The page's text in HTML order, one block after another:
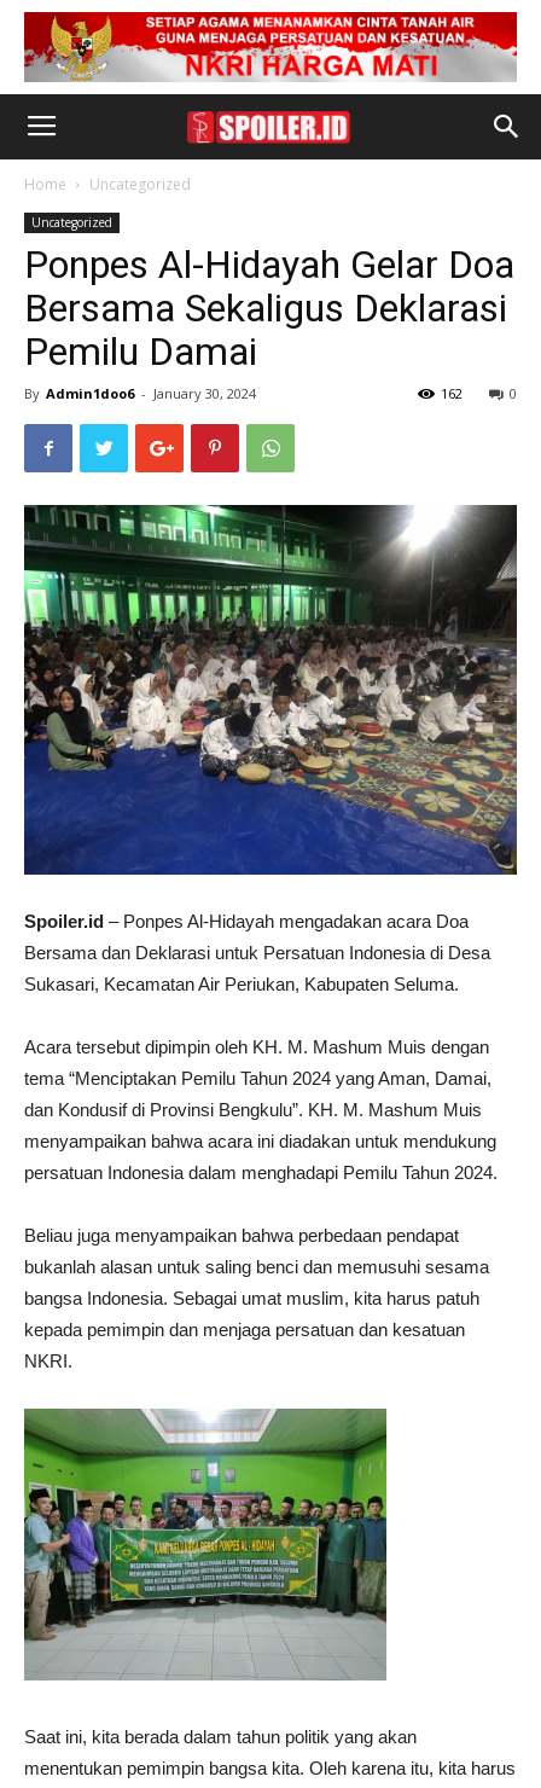
Home Uncategorized
Uncategorized
Ponpes Al-Hidayah Gelar Doa
Bersama Sekaligus Deklarasi
Pemilu Damai
By Admin1doo6 - January 30, 2024 0
162
Spoiler.id – Ponpes Al-Hidayah mengadakan acara Doa
Bersama dan Deklarasi untuk Persatuan Indonesia di Desa
Sukasari, Kecamatan Air Periukan, Kabupaten Seluma.
Acara tersebut dipimpin oleh KH. M. Mashum Muis dengan
tema “Menciptakan Pemilu Tahun 2024 yang Aman, Damai,
dan Kondusif di Provinsi Bengkulu”. KH. M. Mashum Muis
menyampaikan bahwa acara ini diadakan untuk mendukung
persatuan Indonesia dalam menghadapi Pemilu Tahun 2024.
Beliau juga menyampaikan bahwa perbedaan pendapat
bukanlah alasan untuk saling benci dan memusuhi sesama
bangsa Indonesia. Sebagai umat muslim, kita harus patuh
kepada pemimpin dan menjaga persatuan dan kesatuan
NKRI.
Saat ini, kita berada dalam tahun politik yang akan
menentukan pemimpin bangsa kita. Oleh karena itu, kita harus